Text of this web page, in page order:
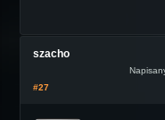
szacho
#27